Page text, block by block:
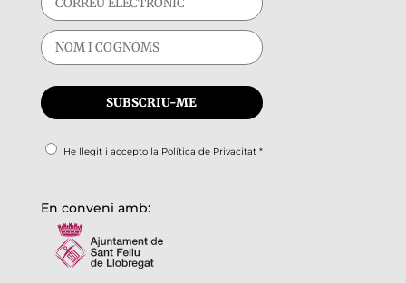
He llegit i accepto la Política de Privacitat*
En conveni amb: